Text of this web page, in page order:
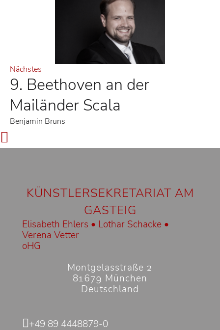
Nächstes
9. Beethoven an der
Mailänder Scala
Benjamin Bruns
KÜNSTLERSEKRETARIAT AM
GASTEIG
Elisabeth Ehlers • Lothar Schacke •
Verena Vetter
oHG
Montgelasstraße 2
81679 München
Deutschland
+49 89 4448879-0